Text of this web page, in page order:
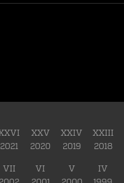
2021
XXV
2020
XXIV
2019
XXIII
2018
VII
VI
V
IV